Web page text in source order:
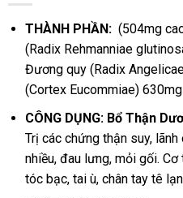
THÀNH PHẦN: (504mg
(Radix Rehmanniae
Đương quy (Radix
(Cortex Eucommiae) 630mg
CÔNG DỤNG: Bổ Thận
Trị các chứng thận suy,
nhiều, đau lưng, mỏi gối.
tóc bạc, tai ù, chân tay tê